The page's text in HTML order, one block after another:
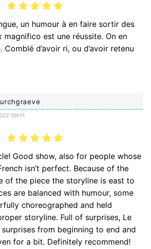
un humour à en faire sortir des
magnifico est une réussite. On en
d’avoir ri, ou d’avoir retenu
10h11
Good show, also for people whose
isn’t perfect. Because of the
of the piece the storyline is east to
are balanced with humour, some
choreographed and held
storyline. Full of surprises, Le
from beginning to end and
for a bit. Definitely recommend!